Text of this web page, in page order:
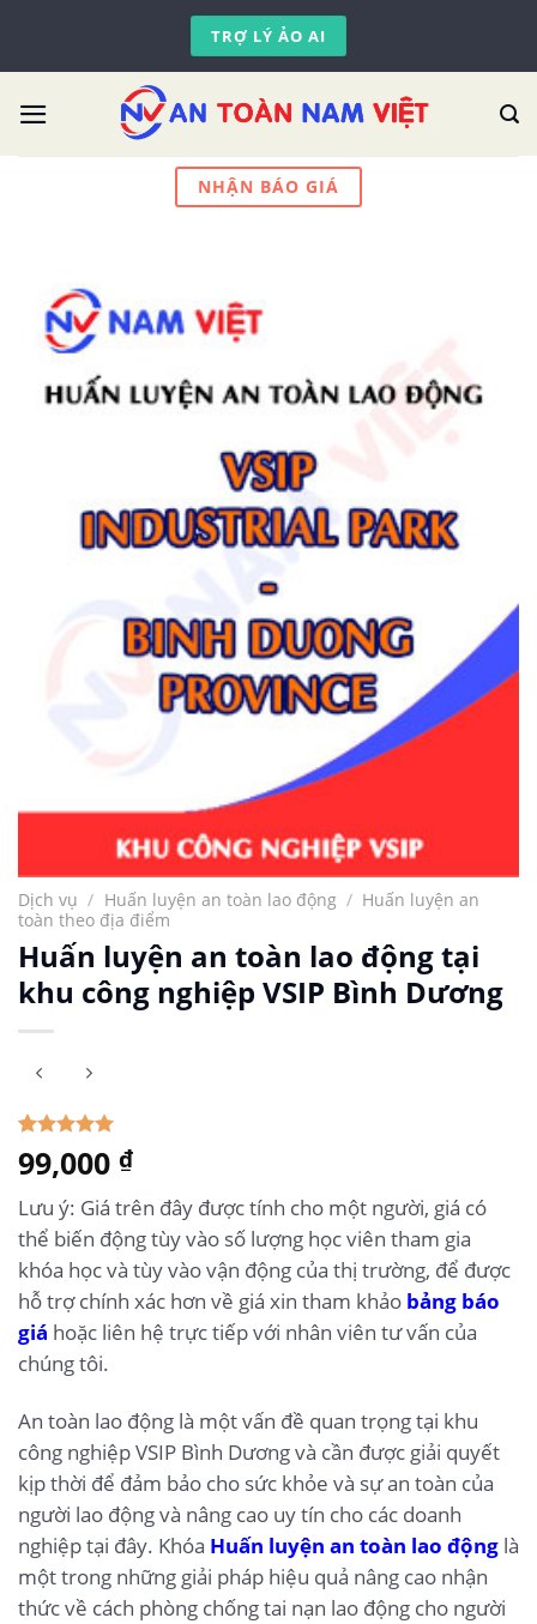
content
TRỢ LÝ ẢO AI
NHẬN BÁO GIÁ
Dịch vụ / Huấn luyện an toàn lao động / Huấn luyện an
toàn theo địa điểm
Huấn luyện an toàn lao động tại
khu công nghiệp VSIP Bình Dương
5.00 trên 5
dựa trên
1
99,000 ₫
Lưu ý: Giá trên đây được tính cho một người, giá có
thể biến động tùy vào số lượng học viên tham gia
khóa học và tùy vào vận động của thị trường, để được
hỗ trợ chính xác hơn về giá xin tham khảo bảng báo
giá hoặc liên hệ trực tiếp với nhân viên tư vấn của
chúng tôi.
An toàn lao động là một vấn đề quan trọng tại khu
công nghiệp VSIP Bình Dương và cần được giải quyết
kịp thời để đảm bảo cho sức khỏe và sự an toàn của
người lao động và nâng cao uy tín cho các doanh
nghiệp tại đây. Khóa Huấn luyện an toàn lao động là
một trong những giải pháp hiệu quả nâng cao nhận
thức về cách phòng chống tai nạn lao động cho người